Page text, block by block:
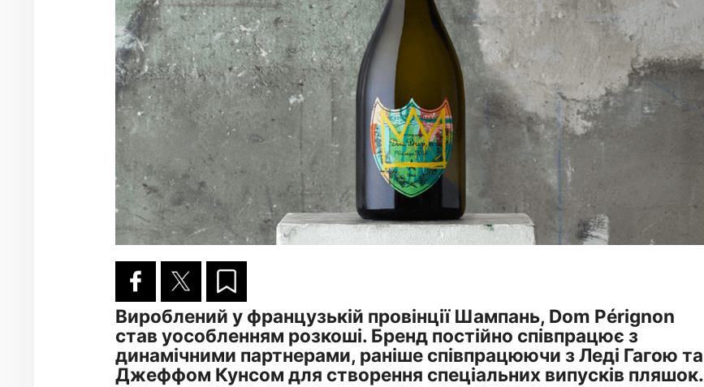
Вироблений у французькій провінції Шампань, Dom Pérignon
став уособленням розкоші. Бренд постійно співпрацює з
динамічними партнерами, раніше співпрацюючи з Леді Гагою та
Джеффом Кунсом для створення спеціальних випусків пляшок.